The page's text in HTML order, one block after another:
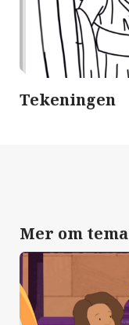
Tekeningen
Mer om tema